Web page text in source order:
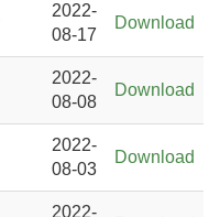
2022-
08-17
Download
2022-
08-08
Download
2022-
08-03
Download
2022-